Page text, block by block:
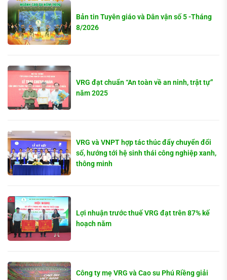
Bản tin Tuyên giáo và Dân vận số 5 -Tháng
8/2026
VRG đạt chuẩn “An toàn về an ninh, trật tự”
năm 2025
VRG và VNPT hợp tác thúc đẩy chuyển đổi
số, hướng tới hệ sinh thái công nghiệp xanh,
thông minh
Lợi nhuận trước thuế VRG đạt trên 87% kế
hoạch năm
Công ty mẹ VRG và Cao su Phú Riềng giải